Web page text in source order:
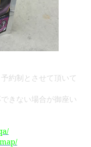
約制とさせて頂いて
きない場合が御座い